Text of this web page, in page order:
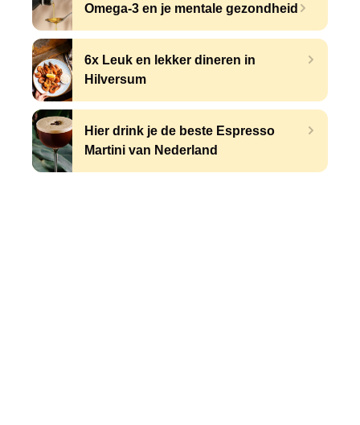
Omega-3 en je mentale gezondheid
6x Leuk en lekker dineren in
Hilversum
Hier drink je de beste Espresso
Martini van Nederland